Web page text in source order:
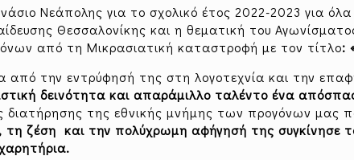
Νεάπολης για το σχολικό έτος 2022-2023 για
Θεσσαλονίκης και η θεματική του
από τη Μικρασιατική καταστροφή με τον τίτλο:
την εντρύφησή της στη λογοτεχνία και την
δεινότητα και απαράμιλλο ταλέντο ένα
διατήρησης της εθνικής μνήμης των προγόνων μας
ζέση και την πολύχρωμη αφήγησή της συγκίνησε